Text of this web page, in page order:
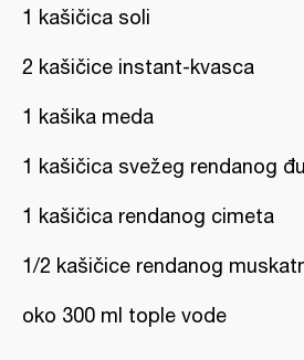
1 kašičica soli
2 kašičice instant-kvasca
1 kašika meda
1 kašičica svežeg rendanog
1 kašičica rendanog cimeta
1/2 kašičice rendanog
oko 300 ml tople vode